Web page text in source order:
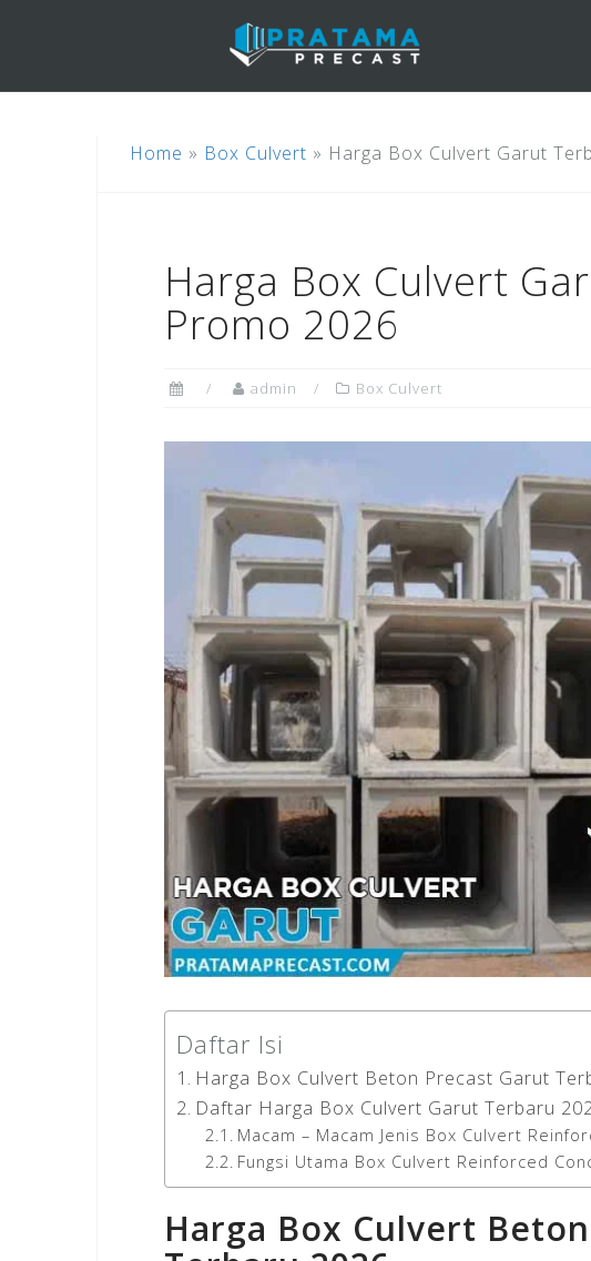
content
Home » Box Culvert » Harga Box Culvert Garut
Harga Box Culvert
Promo 2026
admin Box Culvert
Daftar Isi
Harga Box Culvert Beton Precast Garut
Daftar Harga Box Culvert Garut Terbaru
Macam – Macam Jenis Box Culvert
Fungsi Utama Box Culvert Reinforced
Harga Box Culvert